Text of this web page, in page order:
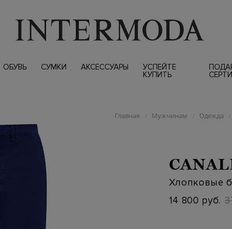
ОБУВЬ СУМКИ АКСЕССУАРЫ
УСПЕЙТЕ
КУПИТЬ
Главная / Мужчинам / Одежда /
Хлопковые
14 800 руб.